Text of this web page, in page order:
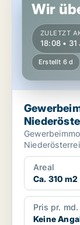
Wir
ZULETZT
18:08 • 31
Erstellt 6 d
Areal
Ca. 310 m2
Pris pr. md.
Keine